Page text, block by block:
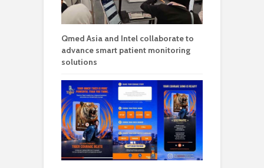
Qmed Asia and Intel collaborate to
advance smart patient monitoring
solutions